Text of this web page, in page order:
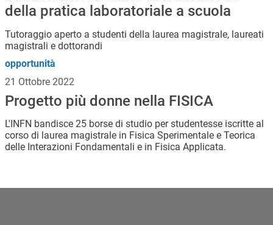
della pratica laboratoriale a scuola
Tutoraggio aperto a studenti della laurea magistrale, laureati
magistrali e dottorandi
opportunità
21 Ottobre 2022
Progetto più donne nella FISICA
L'INFN bandisce 25 borse di studio per studentesse iscritte al
corso di laurea magistrale in Fisica Sperimentale e Teorica
delle Interazioni Fondamentali e in Fisica Applicata.